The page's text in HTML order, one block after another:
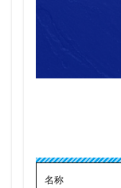
名称